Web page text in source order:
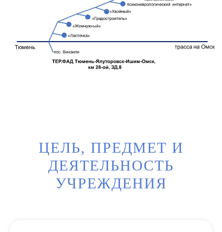
ЦЕЛЬ, ПРЕДМЕТ И
ДЕЯТЕЛЬНОСТЬ
УЧРЕЖДЕНИЯ